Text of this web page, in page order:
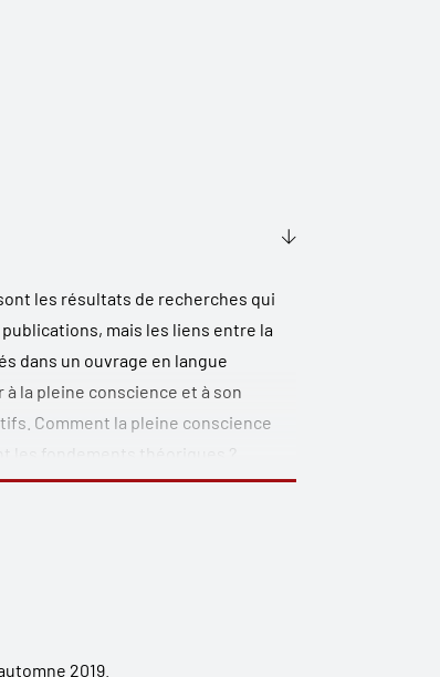
les résultats de recherches qui
mais les liens entre la
dans un ouvrage en langue
la pleine conscience et à son
Comment la pleine conscience
les fondements théoriques ?
la pleine conscience ? Comment
de problèmes de santé mentale)
? Ces questions sont abordées
et aux étudiants qui
2019.